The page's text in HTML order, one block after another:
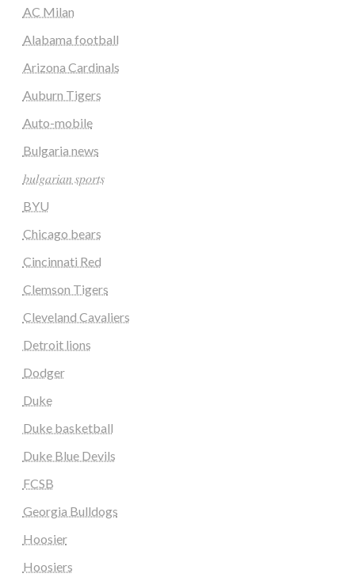
AC Milan
Alabama football
Arizona Cardinals
Auburn Tigers
Auto-mobile
Bulgaria news
𝑏𝑢𝑙𝑔𝑎𝑟𝑖𝑎𝑛 𝑠𝑝𝑜𝑟𝑡𝑠
BYU
Chicago bears
Cincinnati Red
Clemson Tigers
Cleveland Cavaliers
Detroit lions
Dodger
Duke
Duke basketball
Duke Blue Devils
FCSB
Georgia Bulldogs
Hoosier
Hoosiers